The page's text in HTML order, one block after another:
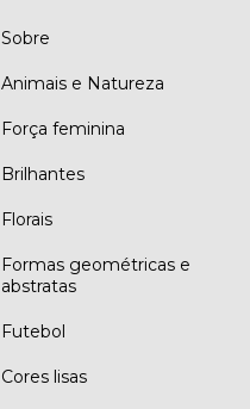
Sobre
Animais e Natureza
Força feminina
Brilhantes
Florais
Formas geométricas e
abstratas
Futebol
Cores lisas